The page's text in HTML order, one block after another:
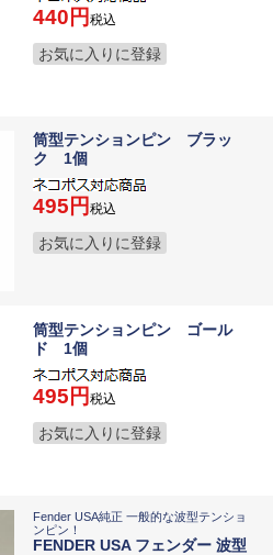
440 税込
お気に入りに登録
筒型テンションピン ブラッ
ク 1個
495 税込
お気に入りに登録
筒型テンションピン ゴール
ド 1個
495 税込
お気に入りに登録
Fender USA純正 一般的な波型テンショ
ンピン！
FENDER USA フェンダー 波型